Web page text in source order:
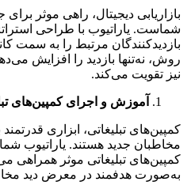
بازاریابی دیجیتال، راهی موثر
شماست. یاراتیوب با طراحی
بازدیدکنندگان مرتبط را به سمت
روش، نه‌تنها بازدید را افزایش
نیز تقویت می‌کند.
آموزش و اجرای کمپین‌های
کمپین‌های تبلیغاتی، ابزاری
مخاطبان جدید هستند. یاراتیوب
کمپین‌های تبلیغاتی موثر همراهی
به‌صورت هدفمند در معرض دید